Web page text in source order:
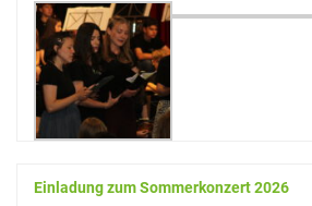
Veranstaltungen
Bildungsabende
Konzerte
Einladung zum Sommerkonzert 2026